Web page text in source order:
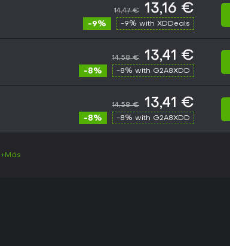
14,47 € 13,16 €
-9% -9% with XDDeals
14,58 € 13,41 €
-8% -8% with G2A8XDD
14,58 € 13,41 €
-8% -8% with G2A8XDD
+Más